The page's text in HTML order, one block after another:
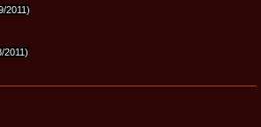
2011)
2011)